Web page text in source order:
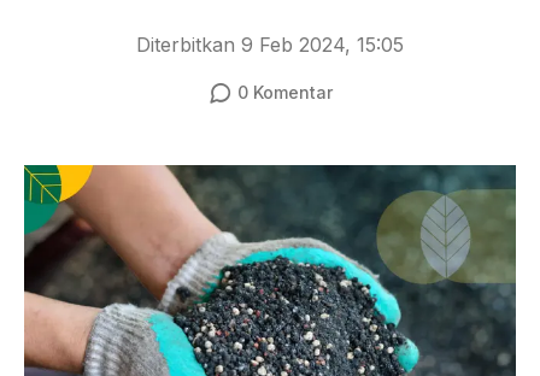
Diterbitkan 9 Feb 2024, 15:05
0Komentar